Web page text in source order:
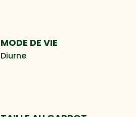
MODE DE VIE
Diurne